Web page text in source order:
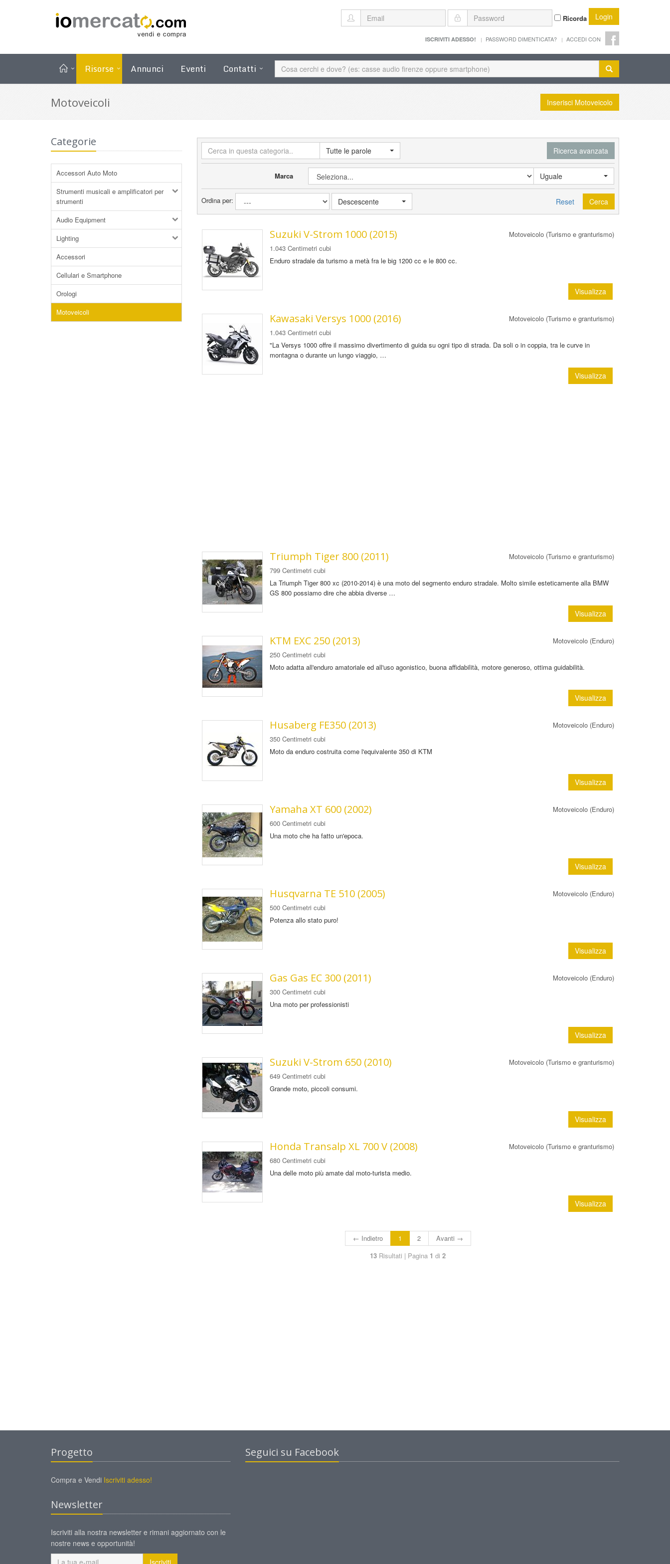
Ricorda Login
ISCRIVITI ADESSO! PASSWORD DIMENTICATA? ACCEDI CON
Risorse Annunci Eventi Contatti
Motoveicoli Inserisci Motoveicolo
Categorie
Accessori Auto Moto
Strumenti musicali e amplificatori per
strumenti
Audio Equipment
Lighting
Accessori
Cellulari e Smartphone
Orologi
Motoveicoli
Tutte le parole Ricerca avanzata
Marca Uguale
Reset Cerca
Ordina per: Descescente
Motoveicolo (Turismo e granturismo)
Suzuki V-Strom 1000 (2015)
1.043 Centimetri cubi
Enduro stradale da turismo a metà fra le big 1200 cc e le 800 cc.
Visualizza
Motoveicolo (Turismo e granturismo)
Kawasaki Versys 1000 (2016)
1.043 Centimetri cubi
"La Versys 1000 offre il massimo divertimento di guida su ogni tipo di strada. Da soli o in coppia, tra le curve in
montagna o durante un lungo viaggio, …
Visualizza
Motoveicolo (Turismo e granturismo)
Triumph Tiger 800 (2011)
799 Centimetri cubi
La Triumph Tiger 800 xc (2010-2014) è una moto del segmento enduro stradale. Molto simile esteticamente alla BMW
GS 800 possiamo dire che abbia diverse …
Visualizza
Motoveicolo (Enduro)
KTM EXC 250 (2013)
250 Centimetri cubi
Moto adatta all'enduro amatoriale ed all'uso agonistico, buona affidabilità, motore generoso, ottima guidabilità.
Visualizza
Motoveicolo (Enduro)
Husaberg FE350 (2013)
350 Centimetri cubi
Moto da enduro costruita come l'equivalente 350 di KTM
Visualizza
Motoveicolo (Enduro)
Yamaha XT 600 (2002)
600 Centimetri cubi
Una moto che ha fatto un'epoca.
Visualizza
Motoveicolo (Enduro)
Husqvarna TE 510 (2005)
500 Centimetri cubi
Potenza allo stato puro!
Visualizza
Motoveicolo (Enduro)
Gas Gas EC 300 (2011)
300 Centimetri cubi
Una moto per professionisti
Visualizza
Motoveicolo (Turismo e granturismo)
Suzuki V-Strom 650 (2010)
649 Centimetri cubi
Grande moto, piccoli consumi.
Visualizza
Motoveicolo (Turismo e granturismo)
Honda Transalp XL 700 V (2008)
680 Centimetri cubi
Una delle moto più amate dal moto-turista medio.
Visualizza
← Indietro 1 2
Avanti →
13 Risultati | Pagina 1 di2
Progetto
Compra e Vendi Iscriviti adesso!
Newsletter
Iscriviti alla nostra newsletter e rimani aggiornato con le
nostre news e opportunità!
Iscriviti
Seguici su Facebook